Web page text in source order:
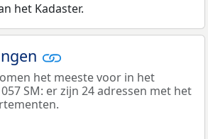
het Kadaster.
het meeste voor in het
SM: er zijn 24 adressen met het